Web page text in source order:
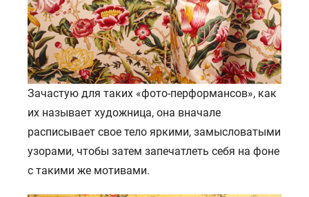
Зачастую для таких «фото-перформансов», как
их называет художница, она вначале
расписывает свое тело яркими, замысловатыми
узорами, чтобы затем запечатлеть себя на фоне
с такими же мотивами.